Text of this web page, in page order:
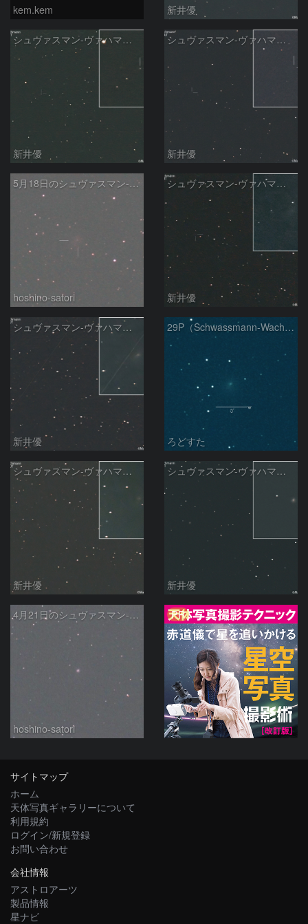
kem.kem 新井優
シュヴァスマン-ヴァハマン彗星 ( 29P )：2026/05/29
新井優
シュヴァスマン-ヴァハマン彗星 ( 29P )：2026/05/18
新井優
5月18日のシュヴァスマン-ヴァハマン第1彗星（29P）
hoshino-satori
シュヴァスマン-ヴァハマン彗星 ( 29P )：2026/05/15
新井優
シュヴァスマン-ヴァハマン彗星 ( 29P )：2026/05/10
新井優
29P（Schwassmann-Wachmann）
ろどすた
シュヴァスマン-ヴァハマン彗星 ( 29P )：2026/05/07
新井優
シュヴァスマン-ヴァハマン彗星 ( 29P )：2026/04/21
新井優
4月21日のシュヴァスマン-ヴァハマン第1彗星（Schwassmann-Wachmann 1）
hoshino-satori
PR
サイトマップ
ホーム
天体写真ギャラリーについて
利用規約
ログイン/新規登録
お問い合わせ
会社情報
アストロアーツ
製品情報
星ナビ